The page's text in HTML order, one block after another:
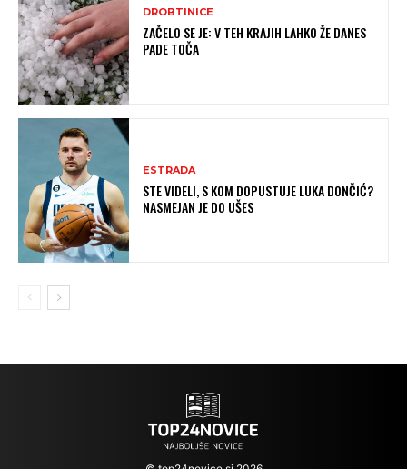
DROBTINICE
ZAČELO SE JE: V TEH KRAJIH LAHKO ŽE DANES
PADE TOČA
ESTRADA
STE VIDELI, S KOM DOPUSTUJE LUKA DONČIĆ?
NASMEJAN JE DO UŠES